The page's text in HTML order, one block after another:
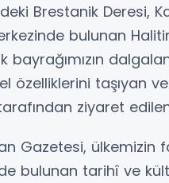
Brestanik Deresi,
bulunan
bayrağımızın
özelliklerini taşıyan
ziyaret
Gazetesi, ülkemizin
bulunan tarihî ve